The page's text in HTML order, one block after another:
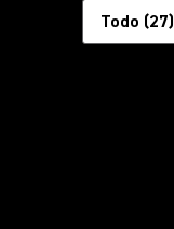
Todo (27)